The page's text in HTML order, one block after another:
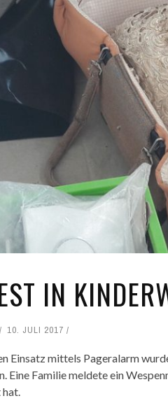
IN
10. JULI 2017
Einsatz mittels Pageralarm
Eine Familie meldete ein
hat.